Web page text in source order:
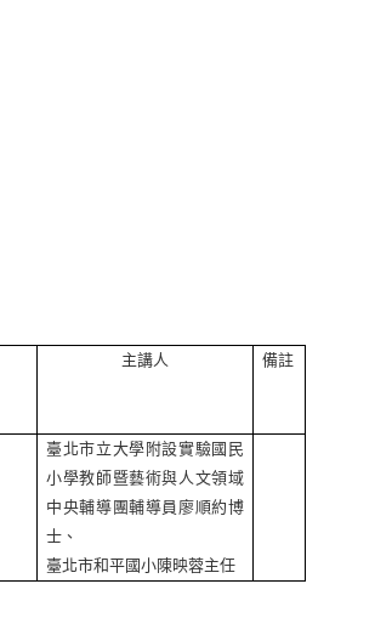
主講人 備註
臺北市立大學附設實驗國民
小學教師暨藝術與人文領域
中央輔導團輔導員廖順約博
士、
臺北市和平國小陳映蓉主任